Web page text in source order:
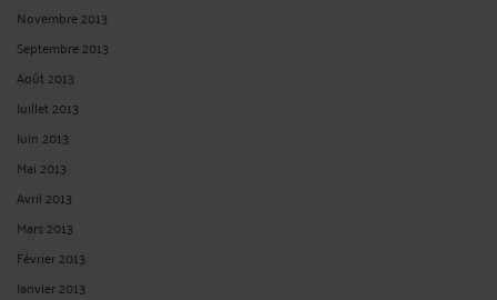
Novembre 2013
Septembre 2013
Août 2013
Juillet 2013
Juin 2013
Mai 2013
Avril 2013
Mars 2013
Février 2013
Janvier 2013